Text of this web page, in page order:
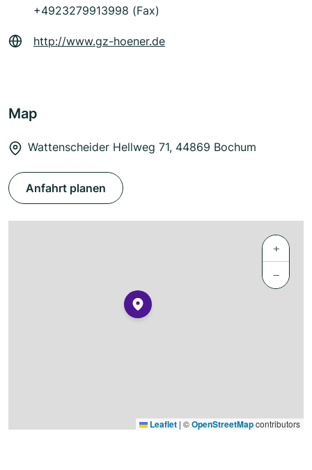
+4923279913998 (Fax)
http://www.gz-hoener.de
Map
Wattenscheider Hellweg 71, 44869 Bochum
Anfahrt planen
+
−
Leaflet | ©OpenStreetMapcontributors